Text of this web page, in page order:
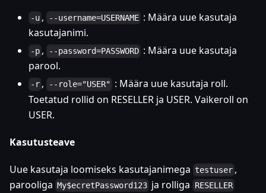
-u , --username=USERNAME : Määra uue kasutaja
kasutajanimi.
-p , --password=PASSWORD : Määra uue kasutaja
parool.
-r , --role="USER" : Määra uue kasutaja roll.
Toetatud rollid on RESELLER ja USER. Vaikeroll on
USER.
Kasutusteave
Uue kasutaja loomiseks kasutajanimega testuser ,
parooliga My$ecretPassword123 ja rolliga RESELLER